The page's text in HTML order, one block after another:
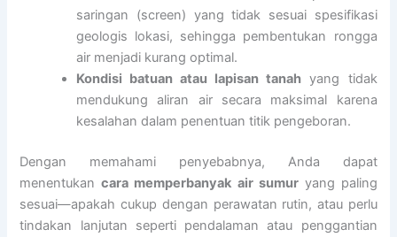
saringan (screen) yang tidak sesuai spesifikasi
geologis lokasi, sehingga pembentukan rongga
air menjadi kurang optimal.
Kondisi batuan atau lapisan tanah yang tidak
mendukung aliran air secara maksimal karena
kesalahan dalam penentuan titik pengeboran.
Dengan memahami penyebabnya, Anda dapat
menentukancara memperbanyak air sumuryang paling
sesuai—apakah cukup dengan perawatan rutin, atau perlu
tindakan lanjutan seperti pendalaman atau penggantian